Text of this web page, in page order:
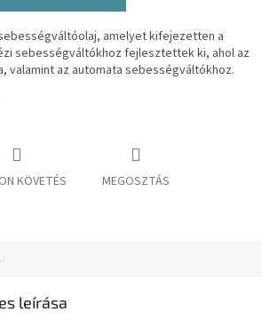
amelyet kifejezetten a
sebességváltókhoz fejlesztettek ki, ahol az
valamint az automata sebességváltókhoz.
KÖVETÉS MEGOSZTÁS
leírása